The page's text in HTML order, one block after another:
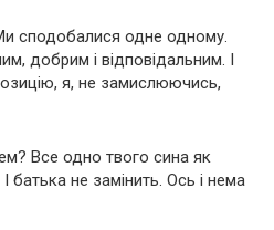
сподобалися одне одному.
добрим і відповідальним. І
я, не замислюючись,
Все одно твого сина як
батька не замінить. Ось і нема